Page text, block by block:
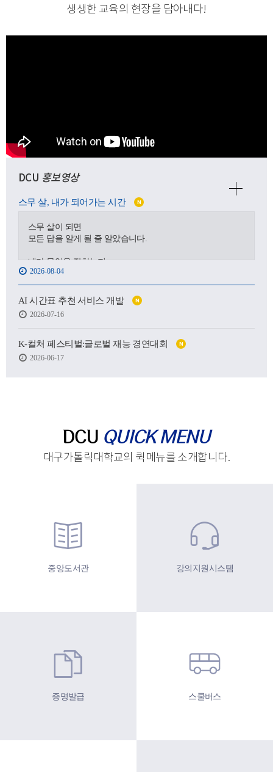
생생한 교육의 현장을 담아내다!
DCU 홍보영상
스무 살, 내가 되어가는 시간 N
스무 살이 되면
모든 답을 알게 될 줄 알았습니다.
내가 무엇을 잘하는지,
어디로 가야 하는지,
어떤 사람이 될 수 있을지.
하지만 처음 마주한 강의실도,
처음 건넨 인사도,
생각보다 낯설고 서툴렀습니다.
2026-08-04
AI 시간표 추천 서비스 개발 N
2026-07-16
K-컬처 페스티벌:글로벌 재능 경연대회 N
2026-06-17
DCU QUICK MENU
대구가톨릭대학교의 퀵메뉴를 소개합니다.
중앙도서관 강의지원시스템
증명발급 스쿨버스